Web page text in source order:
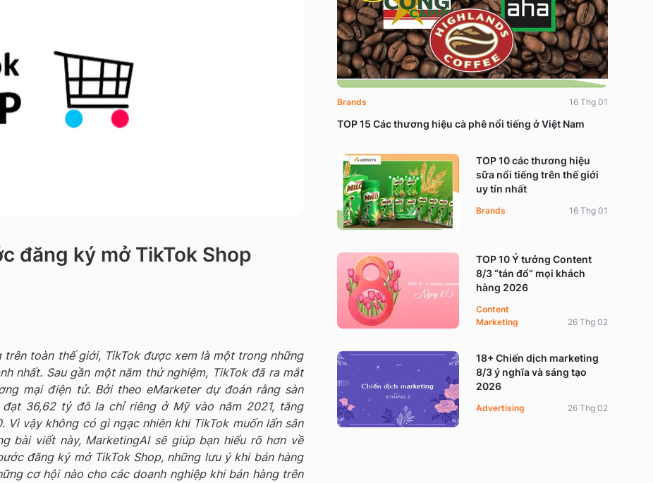
đăng ký mở TikTok Shop
trên toàn thế giới, TikTok được xem là một trong những
nhất. Sau gần một năm thử nghiệm, TikTok đã ra mắt
mại điện tử. Bởi theo eMarketer dự đoán rằng sàn
36,62 tỷ đô la chỉ riêng ở Mỹ vào năm 2021, tăng
Vì vậy không có gì ngạc nhiên khi TikTok muốn lấn sân
bài viết này, MarketingAI sẽ giúp bạn hiểu rõ hơn về
đăng ký mở TikTok Shop, những lưu ý khi bán hàng
cơ hội nào cho các doanh nghiệp khi bán hàng trên
TOP 15 Các thương hiệu cà phê nổi tiếng ở Việt Nam
Brands 16 Thg 01
TOP 10 các thương hiệu
sữa nổi tiếng trên thế giới
uy tín nhất
Brands 16 Thg 01
TOP 10 Ý tưởng Content
8/3 “tán đổ” mọi khách
hàng 2026
Content
Marketing
26 Thg 02
18+ Chiến dịch marketing
8/3 ý nghĩa và sáng tạo
2026
Advertising 26 Thg 02